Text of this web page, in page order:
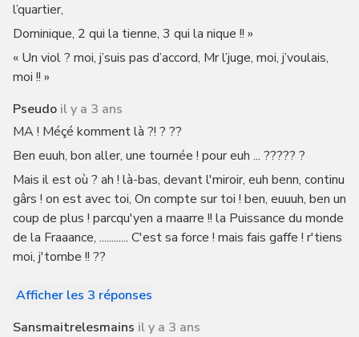
l’quartier,
Dominique, 2 qui la tienne, 3 qui la nique !! »
« Un viol ? moi, j’suis pas d’accord, Mr l’juge, moi, j’voulais,
moi !! »
Pseudo il y a 3 ans
MA ! Méçé komment là ?! ? ??
Ben euuh, bon aller, une tournée ! pour euh ... ????? ?
Mais il est où ? ah ! là-bas, devant l'miroir, euh benn, continu
gârs ! on est avec toi, On compte sur toi ! ben, euuuh, ben un
coup de plus ! parcqu'yen a maarre !! la Puissance du monde
de la Fraaance, ............ C'est sa force ! mais fais gaffe ! r'tiens
moi, j'tombe !! ??
Afficher les 3 réponses
Sansmaitrelesmains il y a 3 ans